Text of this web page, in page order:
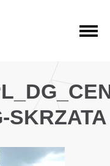
SKRZATA